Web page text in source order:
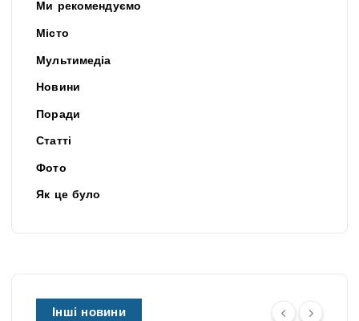
Ми рекомендуємо
Місто
Мультимедіа
Новини
Поради
Статті
Фото
Як це було
Інші новини